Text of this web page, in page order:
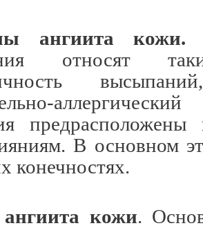
ангиита кожи.
относят
В основном
конечностях.
кожи.